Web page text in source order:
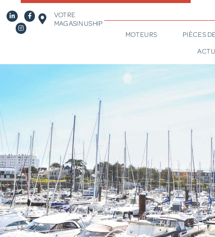
VOTRE
MAGASIN USHIP
MOTEURS
PIÈCES